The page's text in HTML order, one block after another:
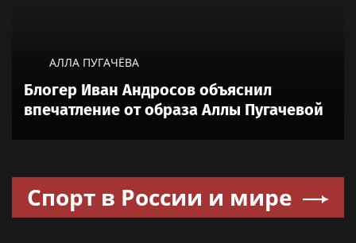
АЛЛА ПУГАЧЁВА
Блогер Иван Андросов объяснил
впечатление от образа Аллы Пугачевой
Спорт в России и мире